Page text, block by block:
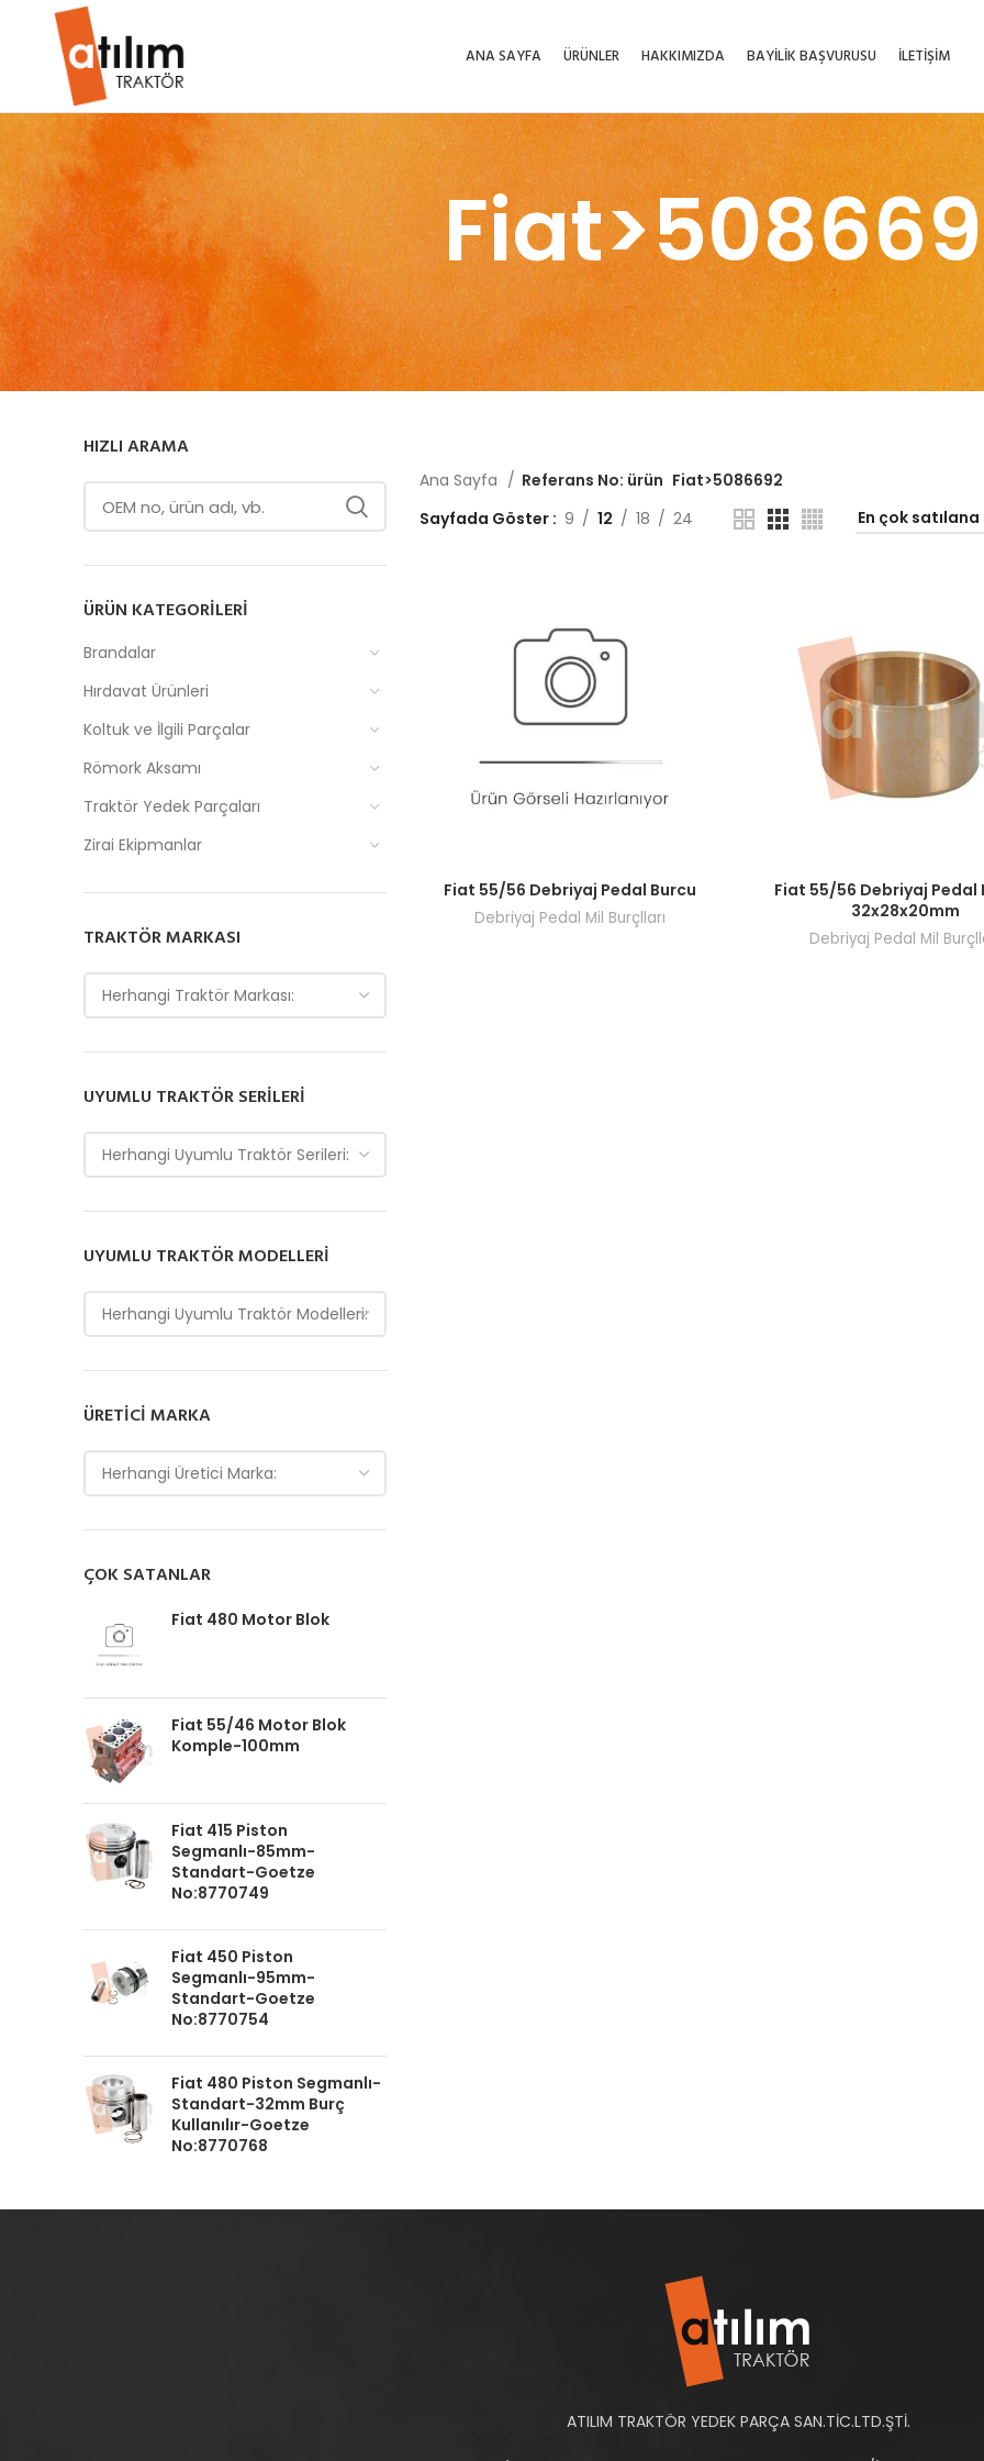
ANA SAYFA ÜRÜNLER HAKKIMIZDA BAYİLİK BAŞVURUSU İLETİŞİM
HIZLI ARAMA
ÜRÜN KATEGORILERI
Brandalar
Hırdavat Ürünleri
Koltuk ve İlgili Parçalar
Römork Aksamı
Traktör Yedek Parçaları
Zirai Ekipmanlar
TRAKTÖR MARKASI
Herhangi Traktör Markası:
UYUMLU TRAKTÖR SERILERI
Herhangi Uyumlu Traktör Serileri:
UYUMLU TRAKTÖR MODELLERI
Herhangi Uyumlu Traktör Modelleri:
ÜRETICI MARKA
Herhangi Üretici Marka:
ÇOK SATANLAR
Fiat 480 Motor Blok
Fiat 55/46 Motor Blok
Komple-100mm
Fiat 415 Piston
Segmanlı-85mm-
Standart-Goetze
No:8770749
Fiat 450 Piston
Segmanlı-95mm-
Standart-Goetze
No:8770754
Fiat 480 Piston Segmanlı-
Standart-32mm Burç
Kullanılır-Goetze
No:8770768
Ana Sayfa Referans No: ürün Fiat>5086692
Sayfada Göster
9 12 18 24
Fiyatları görmek için bayi girişi yapın.
Fiat 55/56 Debriyaj Pedal Burcu
Debriyaj Pedal Mil Burçlları
Fiyatları görmek için bayi
Fiat 55/56 Debriyaj Pedal
32x28x20mm
Debriyaj Pedal Mil
ATILIM TRAKTÖR YEDEK PARÇA SAN.TİC.LTD.ŞTİ.